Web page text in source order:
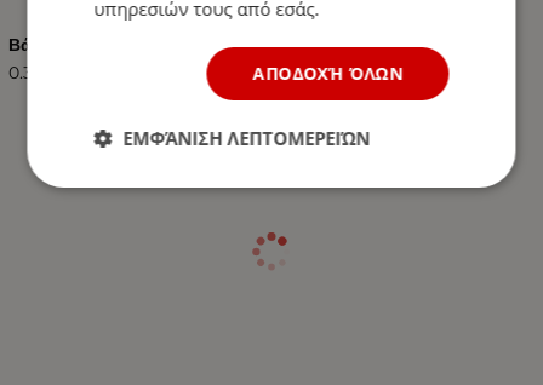
Βάρος (kg.)
0.30
υπηρεσιών τους από εσάς.
ΑΠΟΔΟΧΉ ΌΛΩΝ
ΕΜΦΆΝΙΣΗ ΛΕΠΤΟΜΕΡΕΙΏΝ